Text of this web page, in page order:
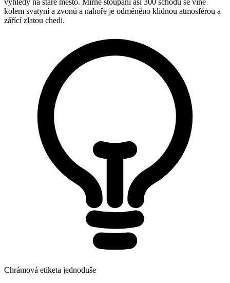
výhledy na staré město. Mírné stoupání asi 300 schodů se vine
kolem svatyní a zvonů a nahoře je odměněno klidnou atmosférou a
zářící zlatou chedi.
Chrámová etiketa jednoduše